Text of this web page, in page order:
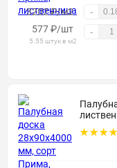
3202 ₽/м2 -
577₽/шт
5.55 штук в м2
-